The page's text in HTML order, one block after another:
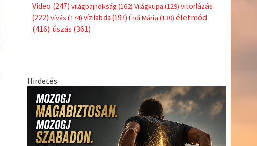
Video (247) világbajnokság (162) Világkupa (129) vitorlázás
(222) vívás (174) vízilabda (197) Érdi Mária (130) életmód
(416) úszás (361)
Hirdetés